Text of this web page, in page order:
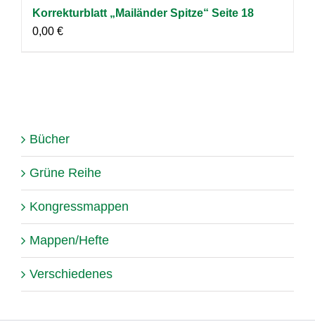
Korrekturblatt „Mailänder Spitze“ Seite 18
0,00 €
Bücher
Grüne Reihe
Kongressmappen
Mappen/Hefte
Verschiedenes